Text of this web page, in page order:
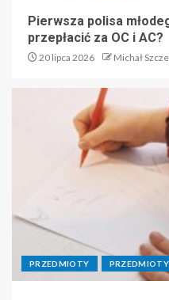
Pierwsza polisa
przepłacić za OC i AC?
20 lipca 2026 Michał
PRZEDMIOTY